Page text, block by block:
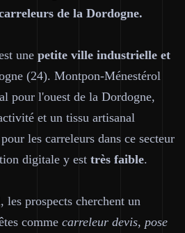
de la Dordogne.
une petite ville industrielle et
(24). Montpon-Ménestérol
pour l'ouest de la Dordogne,
et un tissu artisanal
les carreleurs dans ce secteur
digitale y est très faible.
prospects cherchent un
comme carreleur devis, pose